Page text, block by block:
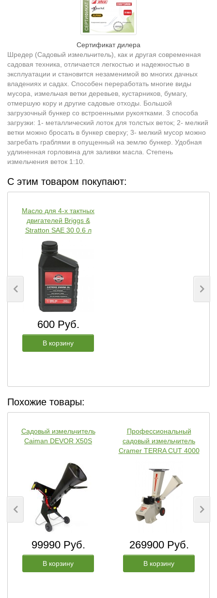
Сертификат дилера
Шредер (Садовый измельчитель), как и другая современная
садовая техника, отличается легкостью и надежностью в
эксплуатации и становится незаменимой во многих дачных
владениях и садах. Способен переработать многие виды
мусора, измельчая ветки деревьев, кустарников, бумагу,
отмершую кору и другие садовые отходы. Большой
загрузочный бункер со встроенными рукоятками. 3 способа
загрузки: 1- металлический лоток для толстых веток; 2- мелкий
ветки можно бросать в бункер сверху; 3- мелкий мусор можно
загребать граблями в опущенный на землю бункер. Удобная
удлиненная горловина для заливки масла. Степень
измельчения веток 1:10.
С этим товаром покупают:
Масло для 4-х тактных
двигателей Briggs &
Stratton SAE 30 0.6 л
600 Руб.
В корзину
Похожие товары:
Садовый измельчитель
Caiman DEVOR X50S
99990 Руб.
В корзину
Профессиональный
садовый измельчитель
Cramer TERRA CUT 4000
269900 Руб.
В корзину